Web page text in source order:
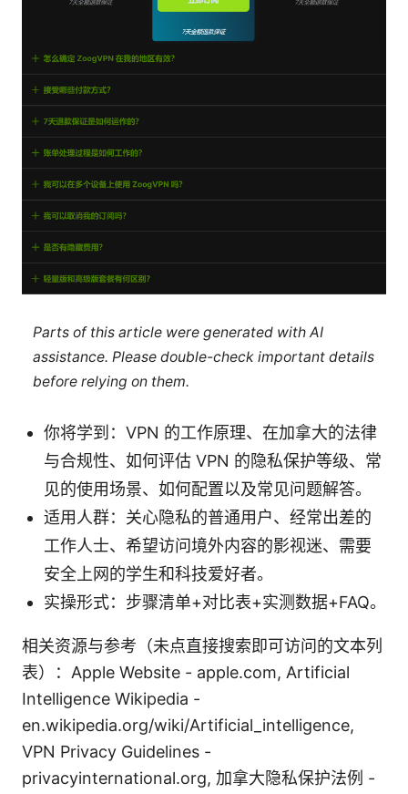
Parts of this article were generated with AI
assistance. Please double-check important details
before relying on them.
你将学到：VPN 的工作原理、在加拿大的法律
与合规性、如何评估 VPN 的隐私保护等级、常
见的使用场景、如何配置以及常见问题解答。
适用人群：关心隐私的普通用户、经常出差的
工作人士、希望访问境外内容的影视迷、需要
安全上网的学生和科技爱好者。
实操形式：步骤清单+对比表+实测数据+FAQ。
相关资源与参考（未点直接搜索即可访问的文本列
表）：Apple Website - apple.com, Artificial
Intelligence Wikipedia -
en.wikipedia.org/wiki/Artificial_intelligence,
VPN Privacy Guidelines -
privacyinternational.org, 加拿大隐私保护法例 -